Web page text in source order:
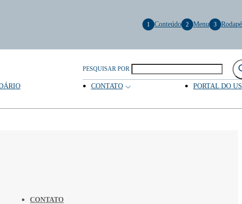
PESQUISAR POR
CONTATO PORTAL DO
1 Conteúdo 2 Menu 3 Rodapé
CONTATO